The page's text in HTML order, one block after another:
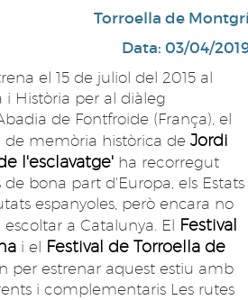
Torroella de
Data: 03/04/
el 15 de juliol del 2015 al
i Història per al diàleg
de Fontfroide (França), el
de memòria històrica de Jordi
l'esclavatge' ha recorregut
de bona part d'Europa, els Estats
espanyoles, però encara no
a Catalunya. El Festival
i el Festival de Torroella de
per estrenar aquest estiu amb
i complementaris Les rutes